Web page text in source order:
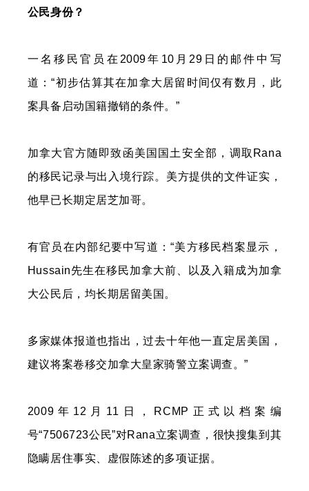
公民身份？
一名移民官员在2009年10月29日的邮件中写
道：“初步估算其在加拿大居留时间仅有数月，此
案具备启动国籍撤销的条件。”
加拿大官方随即致函美国国土安全部，调取Rana
的移民记录与出入境行踪。美方提供的文件证实，
他早已长期定居芝加哥。
有官员在内部纪要中写道：“美方移民档案显示，
Hussain先生在移民加拿大前、以及入籍成为加拿
大公民后，均长期居留美国。
多家媒体报道也指出，过去十年他一直定居美国，
建议将案卷移交加拿大皇家骑警立案调查。”
2009年12月11日，RCMP正式以档案编
号“7506723公民”对Rana立案调查，很快搜集到其
隐瞒居住事实、虚假陈述的多项证据。